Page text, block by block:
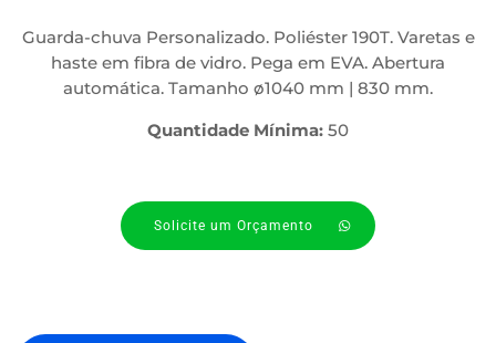
Guarda-chuva Personalizado. Poliéster 190T. Varetas e
haste em fibra de vidro. Pega em EVA. Abertura
automática. Tamanho ø1040 mm | 830 mm.
Quantidade Mínima: 50
Solicite um Orçamento